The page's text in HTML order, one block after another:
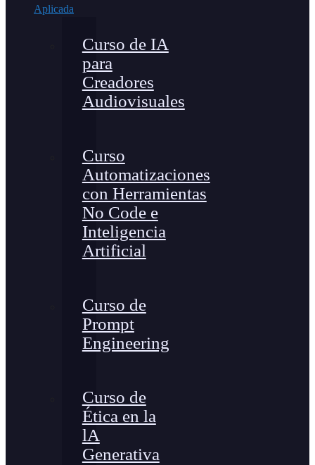
Aplicada
Curso de IA
para
Creadores
Audiovisuales
Curso
Automatizaciones
con Herramientas
No Code e
Inteligencia
Artificial
Curso de
Prompt
Engineering
Curso de
Ética en la
lA
Generativa